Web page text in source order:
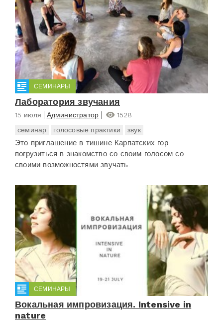
СЕМИНАРЫ
Лаборатория звучания
15 июля Администратор
1528
семинар
голосовые практики звук
Это приглашение в тишине Карпатских гор
погрузиться в знакомство со своим голосом со
своими возможностями звучать.
СЕМИНАРЫ
Вокальная импровизация. Intensive in
nature